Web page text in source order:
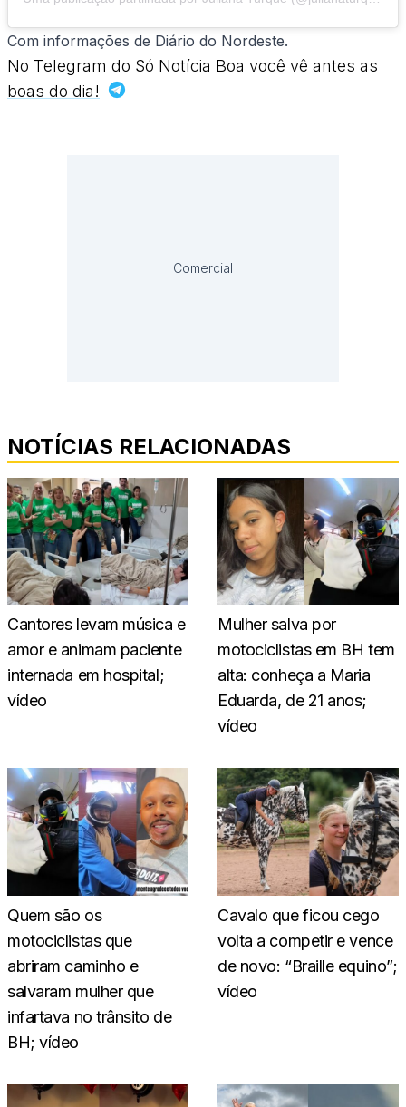
Com informações de Diário do Nordeste.
No Telegram do Só Notícia Boa você vê antes as
boas do dia!
Comercial
NOTÍCIAS RELACIONADAS
Cantores levam música e
amor e animam paciente
internada em hospital;
vídeo
Mulher salva por
motociclistas em BH tem
alta: conheça a Maria
Eduarda, de 21 anos;
vídeo
Quem são os
motociclistas que
abriram caminho e
salvaram mulher que
infartava no trânsito de
BH; vídeo
Cavalo que ficou cego
volta a competir e vence
de novo: “Braille equino”;
vídeo